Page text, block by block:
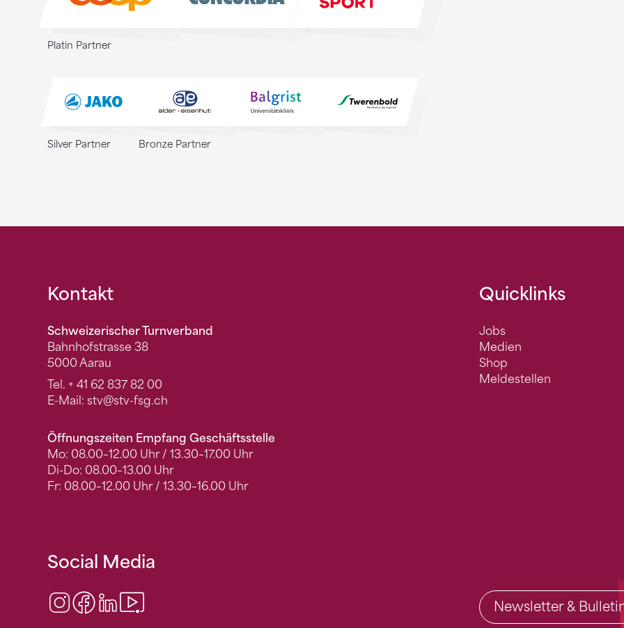
Platin Partner
Silver Partner Bronze Partner
Fusszeile
Kontakt
Schweizerischer Turnverband
Bahnhofstrasse 38
5000 Aarau
Tel. + 41 62 837 82 00
E-Mail: stv@stv-fsg.ch
Öffnungszeiten Empfang Geschäftsstelle
Mo: 08.00–12.00 Uhr / 13.30–17.00 Uhr
Di-Do: 08.00–13.00 Uhr
Fr: 08.00–12.00 Uhr / 13.30–16.00 Uhr
Quicklinks
Jobs
Medien
Shop
Meldestellen
Social Media
Instagram
Facebook
LinkedIn Newsletter &